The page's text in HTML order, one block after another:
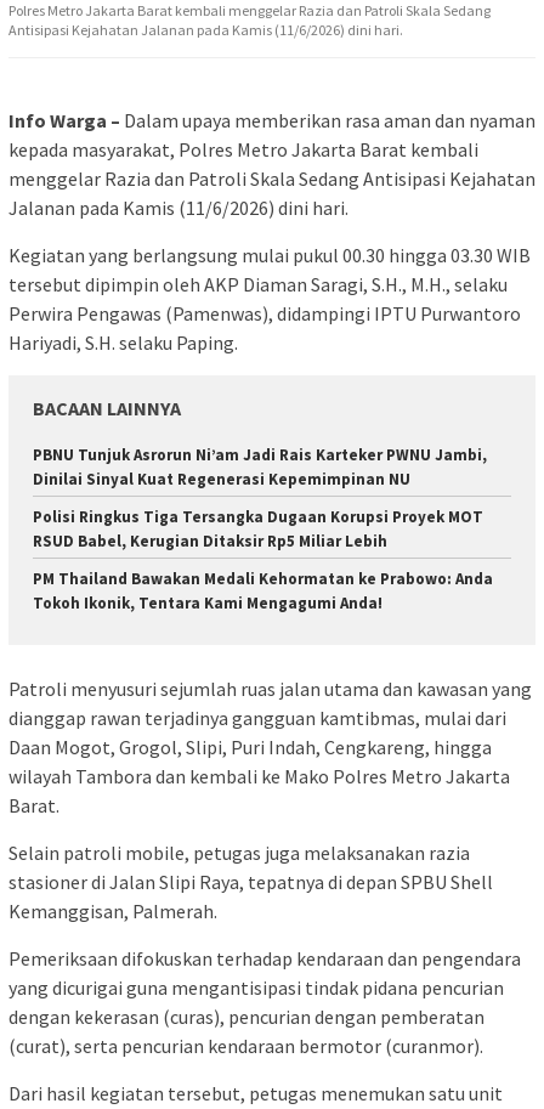
Polres Metro Jakarta Barat kembali menggelar Razia dan Patroli Skala Sedang
Antisipasi Kejahatan Jalanan pada Kamis (11/6/2026) dini hari.
Info Warga – Dalam upaya memberikan rasa aman dan nyaman
kepada masyarakat, Polres Metro Jakarta Barat kembali
menggelar Razia dan Patroli Skala Sedang Antisipasi Kejahatan
Jalanan pada Kamis (11/6/2026) dini hari.
Kegiatan yang berlangsung mulai pukul 00.30 hingga 03.30 WIB
tersebut dipimpin oleh AKP Diaman Saragi, S.H., M.H., selaku
Perwira Pengawas (Pamenwas), didampingi IPTU Purwantoro
Hariyadi, S.H. selaku Paping.
BACAAN LAINNYA
PBNU Tunjuk Asrorun Ni’am Jadi Rais Karteker PWNU Jambi,
Dinilai Sinyal Kuat Regenerasi Kepemimpinan NU
Polisi Ringkus Tiga Tersangka Dugaan Korupsi Proyek MOT
RSUD Babel, Kerugian Ditaksir Rp5 Miliar Lebih
PM Thailand Bawakan Medali Kehormatan ke Prabowo: Anda
Tokoh Ikonik, Tentara Kami Mengagumi Anda!
Patroli menyusuri sejumlah ruas jalan utama dan kawasan yang
dianggap rawan terjadinya gangguan kamtibmas, mulai dari
Daan Mogot, Grogol, Slipi, Puri Indah, Cengkareng, hingga
wilayah Tambora dan kembali ke Mako Polres Metro Jakarta
Barat.
Selain patroli mobile, petugas juga melaksanakan razia
stasioner di Jalan Slipi Raya, tepatnya di depan SPBU Shell
Kemanggisan, Palmerah.
Pemeriksaan difokuskan terhadap kendaraan dan pengendara
yang dicurigai guna mengantisipasi tindak pidana pencurian
dengan kekerasan (curas), pencurian dengan pemberatan
(curat), serta pencurian kendaraan bermotor (curanmor).
Dari hasil kegiatan tersebut, petugas menemukan satu unit